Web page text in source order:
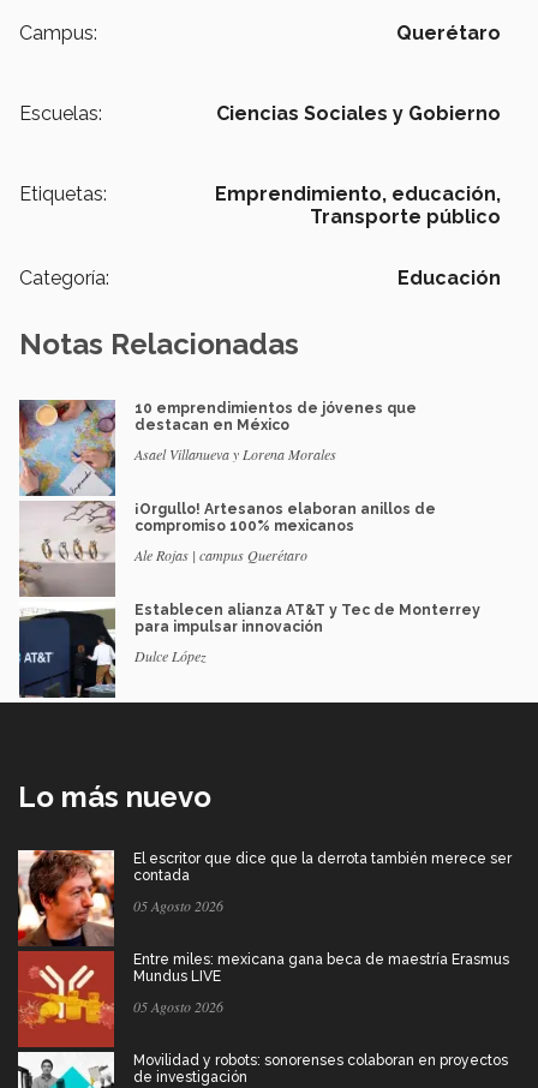
Campus: Querétaro
Escuelas: Ciencias Sociales y Gobierno
Etiquetas: Emprendimiento, educación,
Transporte público
Categoría: Educación
Notas Relacionadas
10 emprendimientos de jóvenes que
destacan en México
Asael Villanueva y Lorena Morales
¡Orgullo! Artesanos elaboran anillos de
compromiso 100% mexicanos
Ale Rojas | campus Querétaro
Establecen alianza AT&T y Tec de Monterrey
para impulsar innovación
Dulce López
Lo más nuevo
El escritor que dice que la derrota también merece ser
contada
05 Agosto 2026
Entre miles: mexicana gana beca de maestría Erasmus
Mundus LIVE
05 Agosto 2026
Movilidad y robots: sonorenses colaboran en proyectos
de investigación